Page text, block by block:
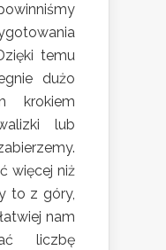
temu
dużo
krokiem
lub
więcej niż
to z góry,
nam
liczbę